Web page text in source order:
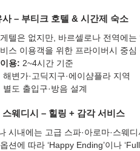
사 – 부티크 호텔 & 시간제 숙소
텔은 없지만, 바르셀로나 전역에는
스 이용객을 위한 프라이버시 중
용: 2~4시간 기준
해변가·고딕지구·에이샴플라 지역
별도 출입구·방음 설계
스웨디시 – 힐링 + 감각 서비스
시내에는 고급 스파·아로마·스웨
션에 따라 ‘Happy Ending’이나